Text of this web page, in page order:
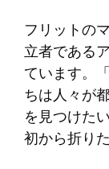
フリットの
立者である
ています。
ちは人々が
を見つけた
初から折り